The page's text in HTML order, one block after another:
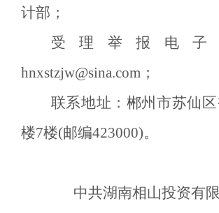
计部；
受理举报电子
hnxstzjw@sina.com ；
联系地址：郴州市苏仙
楼7楼(邮编423000)。
中共湖南相山投资有